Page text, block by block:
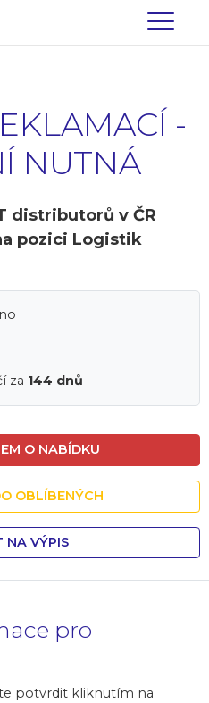
-
NUTNÁ
distributorů v ČR
pozici Logistik
za 144 dnů
O NABÍDKU
OBLÍBENÝCH
NA VÝPIS
pro
potvrdit kliknutím na